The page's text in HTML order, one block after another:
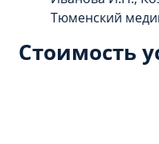
Тюменский
Стоимость